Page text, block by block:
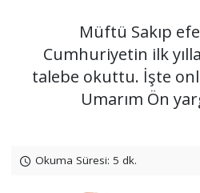
Müftü Sakıp
Cumhuriyetin ilk
talebe okuttu. İşte
Umarım Ön
Okuma Süresi: 5 dk.